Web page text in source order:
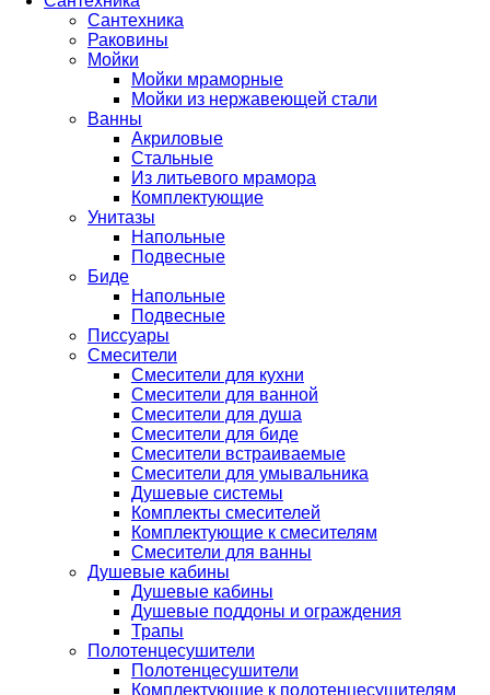
Сантехника
Раковины
Мойки
Мойки мраморные
Мойки из нержавеющей стали
Ванны
Акриловые
Стальные
Из литьевого мрамора
Комплектующие
Унитазы
Напольные
Подвесные
Биде
Напольные
Подвесные
Писсуары
Смесители
Смесители для кухни
Смесители для ванной
Смесители для душа
Смесители для биде
Смесители встраиваемые
Смесители для умывальника
Душевые системы
Комплекты смесителей
Комплектующие к смесителям
Смесители для ванны
Душевые кабины
Душевые кабины
Душевые поддоны и ограждения
Трапы
Полотенцесушители
Полотенцесушители
Комплектующие к полотенцесушителям